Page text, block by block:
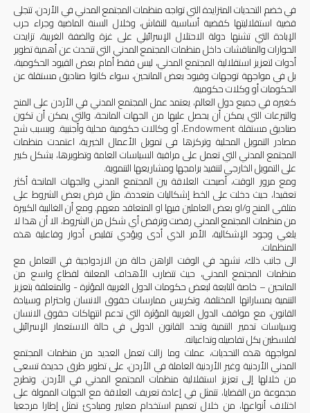
في خضم التحديات المتزايدة التي تواجه منظمات المجتمع المدني في الأردن، تتجلى
قضية استقلاليتها كقضية أساسية للنقاش، وخلال السنة الماضية وجراء حرب
الإبادة التي تشنها دولة الاحتلال الإسرائيلي على غزة والضفة الغربية، تزايدت
الحوارات والمناقشات داخل منظمات المجتمع المدني التي تتحدث عن أهمية تطوير
أدوات لتعزيز استقلالية المجتمع المدني، ليس فقط أمام بعض القيود الحكومية،
بل في مواجهة توجهات وقيود بعض المانحين، سواء كانوا صناديق مستقلة عن
الحكومات أو وكلات حكومية.
كغيره في جميع دول العالم، يعتمد عمل المجتمع المدني في الأردن على المنح
والتبرعات التي يمكن أن يحصل عليها من الجهات المانحة، والتي يمكن أن تكون
صناديق مستقلةEndowment، أو وكالات حكومية محلية وأجنبية. وبسبب شح
مصادر التمويل المحلية وتركزها في تمويل الأعمال الخيرية، اعتمدت منظمات
المجتمع المدني التي تعمل على مراقبة السياسات العامة وتطويرها، بشكل كبير
على التمويل الخارجي لتنفيذ برامجها ومشاريعها التنموية.
ومع مرور الوقت، أصبحت العلاقة بين المجتمع المدني والجهات المانحة أكثر
تعقيدا، حيث دخلت على الخط إشكاليات متعددة، مثل فرض بعض الشروط على
متلقي المنح و/او بعض العاملين فيها او المتعاقد معهم. ومع أن الغالبية الكبيرة
من منظمات المجتمع المدني رفضت وترفض أي شكل من الشروط، الا أن هذا لا
يلغي وجود الإشكالية، الأمر الذي أدى ويؤدي تقليص أدوار وفاعلية هذه
المنظمات.
الى جانب ذلك، نشهد في الوقت الراهن حالة من الازدواجية في التعامل مع
منظمات المجتمع المدني، حيث تتضارب الأهداف المعلنة لقطاع واسع من
المانحين – خاصة التابعة لبعض حكومات الدول الغربية المؤثرة - والمتعلقة بتعزيز
التنمية بمساراتها المختلفة، وتكريس ممارسات حقوق الانسان واحترام وسيادة
القانون، مع مواقف الدول الغربية المؤثرة التي تدعم انتهاكات حقوق الانسان
وسياسات تدمير التنمية وتحد القانون الدولي في حالة الاستعمار الإسرائيلي
لفلسطين بكل تفاصيله وتداعياته.
لمواجهة هذه التحديات، عملت وما زالت تعمل العديد من منظمات المجتمع
المدني الأردنية وغير الأردنية العاملة في الأردن، على تطوير طرق جديدة تسعى
من خلالها إلى تعزيز استقلالية منظمات المجتمع المدني في الأردن. وتطرح
مجموعة من القضايا، تتمثل في إعادة تعريف العلاقة مع الجهات الممولة على
اختلاف أنواعها، من خلال تعميم استخدام معايير ومبادئ تمثل إطارا مرجعيا